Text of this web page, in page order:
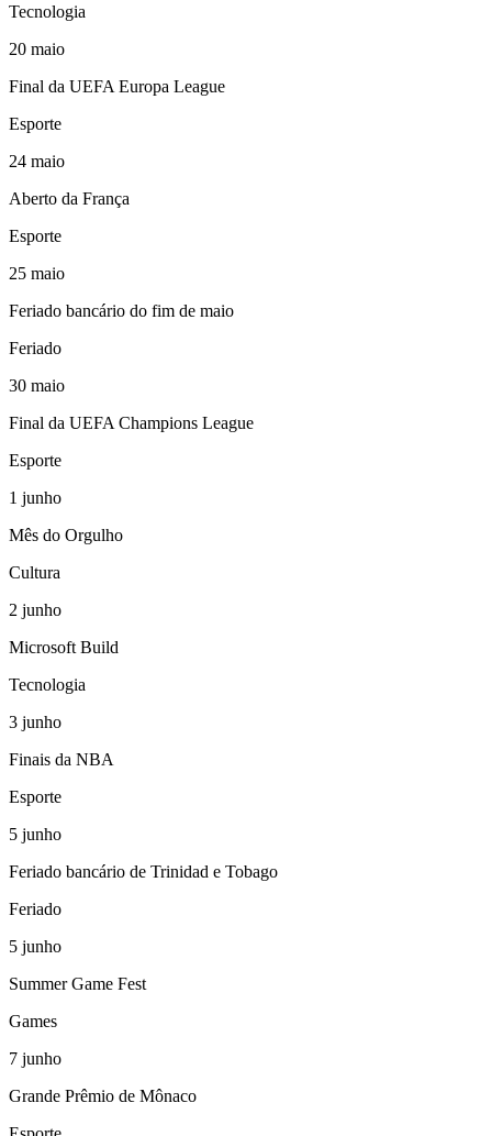
Tecnologia
20 maio
Final da UEFA Europa League
Esporte
24 maio
Aberto da França
Esporte
25 maio
Feriado bancário do fim de maio
Feriado
30 maio
Final da UEFA Champions League
Esporte
1 junho
Mês do Orgulho
Cultura
2 junho
Microsoft Build
Tecnologia
3 junho
Finais da NBA
Esporte
5 junho
Feriado bancário de Trinidad e Tobago
Feriado
5 junho
Summer Game Fest
Games
7 junho
Grande Prêmio de Mônaco